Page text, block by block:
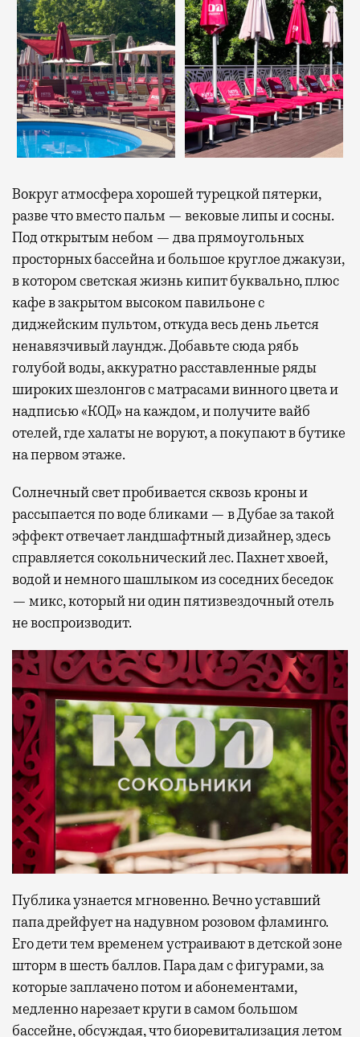
Вокруг атмосфера хорошей турецкой пятерки,
разве что вместо пальм — вековые липы и сосны.
Под открытым небом — два прямоугольных
просторных бассейна и большое круглое джакузи,
в котором светская жизнь кипит буквально, плюс
кафе в закрытом высоком павильоне с
диджейским пультом, откуда весь день льется
ненавязчивый лаундж. Добавьте сюда рябь
голубой воды, аккуратно расставленные ряды
широких шезлонгов с матрасами винного цвета и
надписью «КОД» на каждом, и получите вайб
отелей, где халаты не воруют, а покупают в бутике
на первом этаже.
Солнечный свет пробивается сквозь кроны и
рассыпается по воде бликами — в Дубае за такой
эффект отвечает ландшафтный дизайнер, здесь
справляется сокольнический лес. Пахнет хвоей,
водой и немного шашлыком из соседних беседок
— микс, который ни один пятизвездочный отель
не воспроизводит.
Публика узнается мгновенно. Вечно уставший
папа дрейфует на надувном розовом фламинго.
Его дети тем временем устраивают в детской зоне
шторм в шесть баллов. Пара дам с фигурами, за
которые заплачено потом и абонементами,
медленно нарезает круги в самом большом
бассейне, обсуждая, что биоревитализация летом